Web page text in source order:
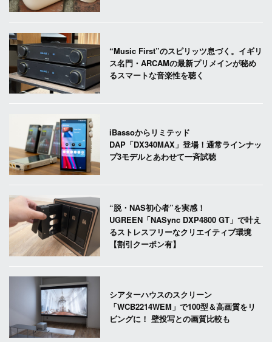
“Music First”のスピリッツ息づく。イギリ
ス名門・ARCAMの最新プリメインが秘め
るスマートな音楽性を聴く
iBassoからリミテッド
DAP「DX340MAX」登場！通常ラインナッ
プ3モデルとあわせて一斉試聴
“脱・NAS初心者”を実感！
UGREEN「NASync DXP4800 GT」で叶え
るストレスフリーなクリエイティブ環境
【割引クーポン有】
シアターハウスのスクリーン
「WCB2214WEM」で100型＆高画質をリ
ビングに！ 壁投写との画質比較も